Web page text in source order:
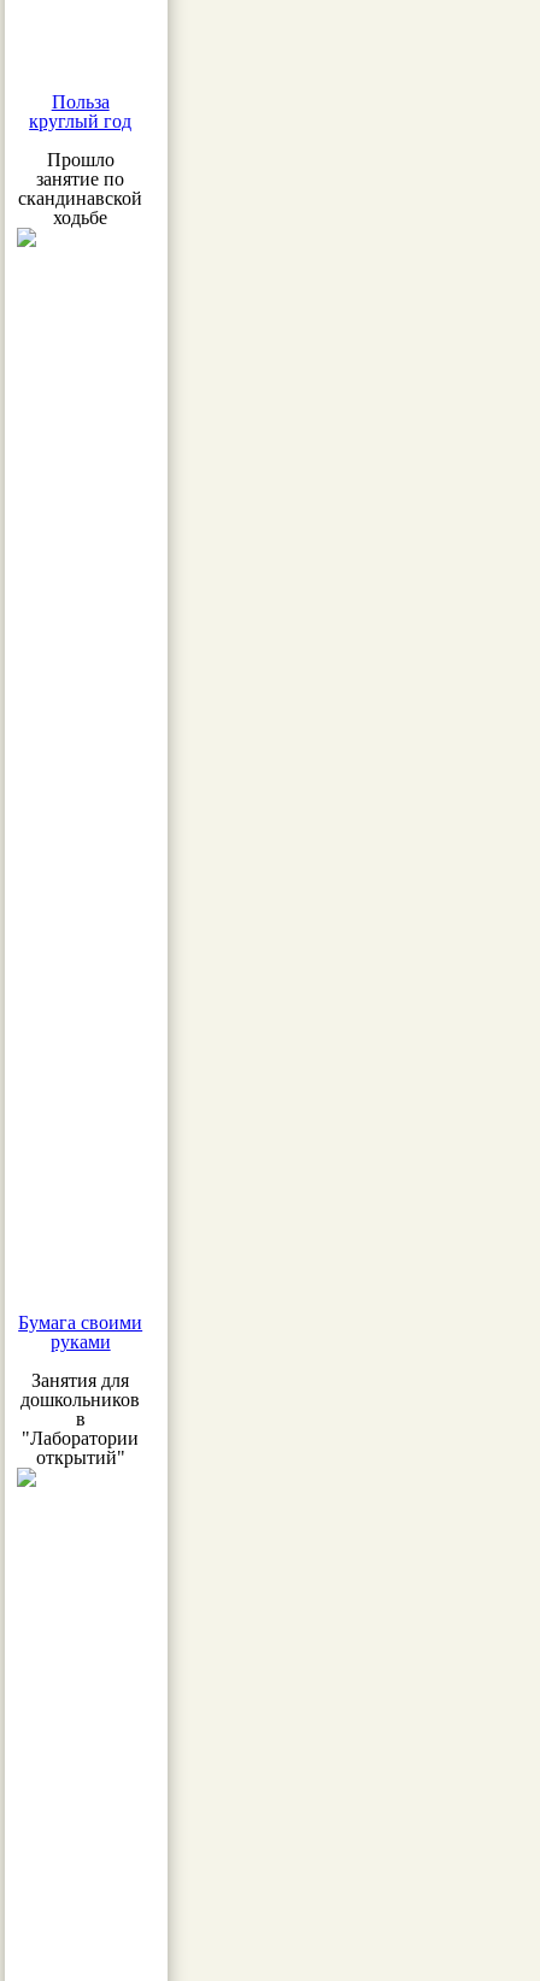
Польза
круглый год
Прошло
занятие по
скандинавской
ходьбе
Бумага своими
руками
Занятия для
дошкольников
в
"Лаборатории
открытий"